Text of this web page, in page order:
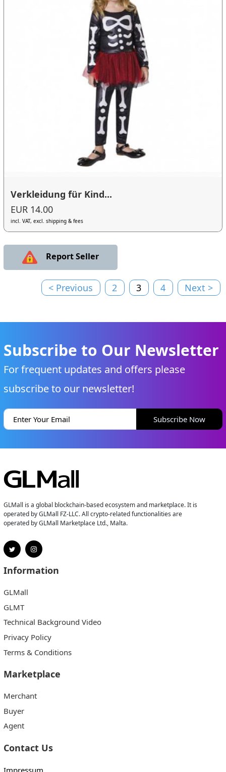
Verkleidung für Kind...
EUR 14.00
incl. VAT, excl. shipping & fees
Report Seller
< Previous 2 3 4 Next >
Subscribe to Our Newsletter
For frequent updates and offers please
subscribe to our newsletter!
Subscribe Now
GLMall is a global blockchain-based ecosystem and marketplace. It is
operated by GLMall FZ-LLC. All crypto-related functionalities are
operated by GLMall Marketplace Ltd., Malta.
Information
GLMall
GLMT
Technical Background Video
Privacy Policy
Terms & Conditions
Marketplace
Merchant
Buyer
Agent
Contact Us
Impressum